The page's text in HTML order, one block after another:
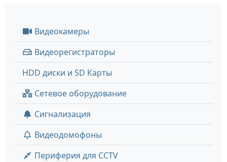
Видеокамеры
Видеорегистраторы
HDD диски и SD Карты
Сетевое оборудование
Сигнализация
Видеодомофоны
Периферия для CCTV